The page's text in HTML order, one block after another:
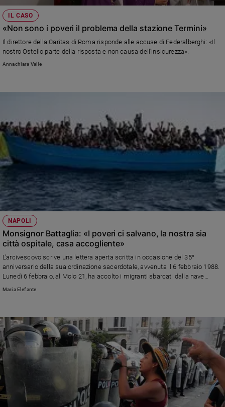
IL CASO
«Non sono i poveri il problema della stazione Termini»
Il direttore della Caritas di Roma risponde alle accuse di Federalberghi: «Il
nostro Ostello parte della risposta e non causa dell'insicurezza».
Annachiara Valle
NAPOLI
Monsignor Battaglia: «I poveri ci salvano, la nostra sia
città ospitale, casa accogliente»
L'arcivescovo scrive una lettera aperta scritta in occasione del 35°
anniversario della sua ordinazione sacerdotale, avvenuta il 6 febbraio 1988.
Lunedì 6 febbraio, al Molo 21, ha accolto i migranti sbarcati dalla nave
tedesca Sea Eye 4.
Maria Elefante